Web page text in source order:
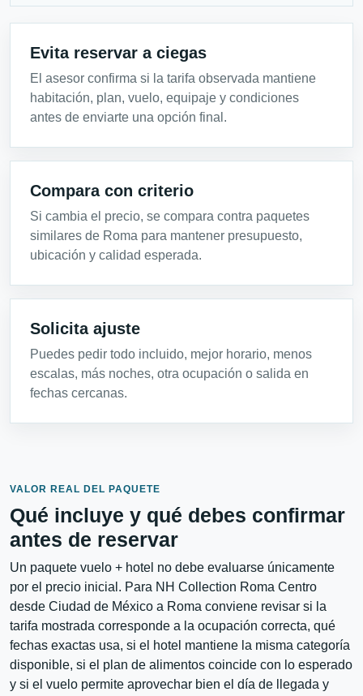
Evita reservar a ciegas
El asesor confirma si la tarifa observada mantiene
habitación, plan, vuelo, equipaje y condiciones
antes de enviarte una opción final.
Compara con criterio
Si cambia el precio, se compara contra paquetes
similares de Roma para mantener presupuesto,
ubicación y calidad esperada.
Solicita ajuste
Puedes pedir todo incluido, mejor horario, menos
escalas, más noches, otra ocupación o salida en
fechas cercanas.
VALOR REAL DEL PAQUETE
Qué incluye y qué debes confirmar
antes de reservar
Un paquete vuelo + hotel no debe evaluarse únicamente
por el precio inicial. Para NH Collection Roma Centro
desde Ciudad de México a Roma conviene revisar si la
tarifa mostrada corresponde a la ocupación correcta, qué
fechas exactas usa, si el hotel mantiene la misma categoría
disponible, si el plan de alimentos coincide con lo esperado
y si el vuelo permite aprovechar bien el día de llegada y